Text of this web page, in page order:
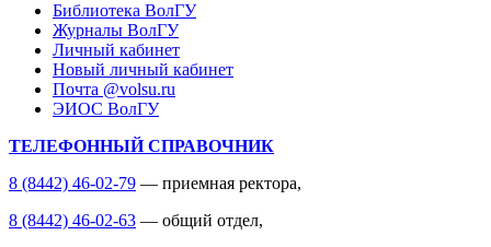
Библиотека ВолГУ
Журналы ВолГУ
Личный кабинет
Новый личный кабинет
Почта @volsu.ru
ЭИОС ВолГУ
ТЕЛЕФОННЫЙ СПРАВОЧНИК
8 (8442) 46-02-79 — приемная ректора,
8 (8442) 46-02-63 — общий отдел,